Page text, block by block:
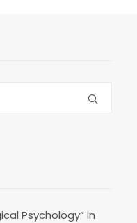
Psychology” in